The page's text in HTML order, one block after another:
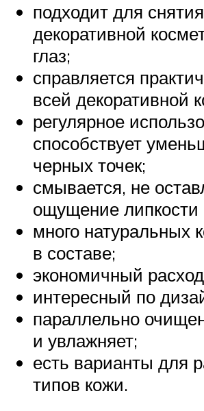
подходит для снятия
декоративной
глаз;
справляется
всей декоративной
регулярное
способствует
черных точек;
смывается, не
ощущение липкости
много натуральных
в составе;
экономичный
интересный по
параллельно
и увлажняет;
есть варианты для
типов кожи.